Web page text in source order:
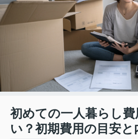
初めての一人暮らし
い？初期費用の目安と